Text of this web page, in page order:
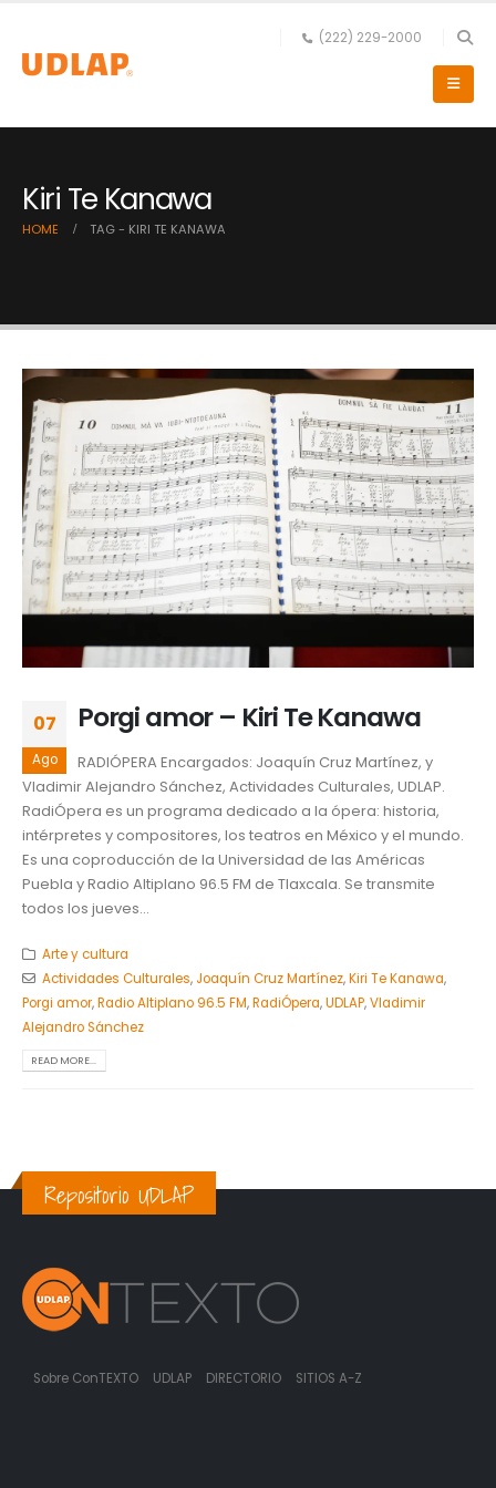
(222) 229-2000
Kiri Te Kanawa
HOME TAG - KIRI TE KANAWA
07
Ago
Porgi amor – Kiri Te Kanawa
RADIÓPERA Encargados: Joaquín Cruz Martínez, y
Vladimir Alejandro Sánchez, Actividades Culturales, UDLAP.
RadiÓpera es un programa dedicado a la ópera: historia,
intérpretes y compositores, los teatros en México y el mundo.
Es una coproducción de la Universidad de las Américas
Puebla y Radio Altiplano 96.5 FM de Tlaxcala. Se transmite
todos los jueves...
Arte y cultura
Actividades Culturales, Joaquín Cruz Martínez,Kiri Te Kanawa,
Porgi amor,Radio Altiplano 96.5 FM,RadiÓpera,UDLAP,Vladimir
Alejandro Sánchez
READ MORE...
Repositorio UDLAP
Sobre ConTEXTO UDLAP DIRECTORIO SITIOS A-Z